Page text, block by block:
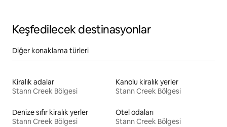
Keşfedilecek destinasyonlar
Diğer konaklama türleri
Kiralık adalar
Stann Creek Bölgesi
Kanolu kiralık yerler
Stann Creek Bölgesi
Denize sıfır kiralık yerler
Stann Creek Bölgesi
Otel odaları
Stann Creek Bölgesi